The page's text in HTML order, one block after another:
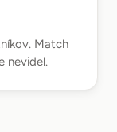
Match
nevidel.